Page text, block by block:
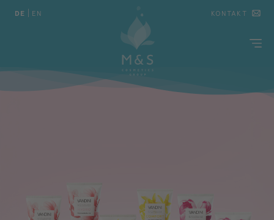
DE EN KONTAKT